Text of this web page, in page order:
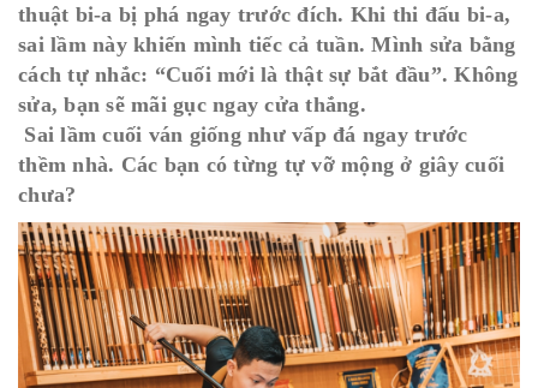
thuật bi-a bị phá ngay trước đích. Khi thi đấu bi-a,
sai lầm này khiến mình tiếc cả tuần. Mình sửa bằng
cách tự nhắc: “Cuối mới là thật sự bắt đầu”. Không
sửa, bạn sẽ mãi gục ngay cửa thắng.
Sai lầm cuối ván giống như vấp đá ngay trước
thềm nhà. Các bạn có từng tự vỡ mộng ở giây cuối
chưa?